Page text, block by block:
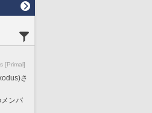
[Primal]
さ
ンバ